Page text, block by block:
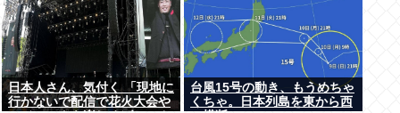
日本人さん、気付く 「現地に
行かないで配信で花火大会や
台風15号の動き、もうめちゃ
くちゃ。日本列島を東から西